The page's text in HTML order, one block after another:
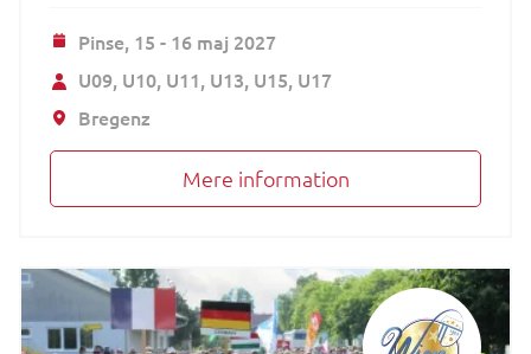
Pinse, 15 - 16 maj 2027
U09 U10 U11 U13 U15 U17
Bregenz
Mere information